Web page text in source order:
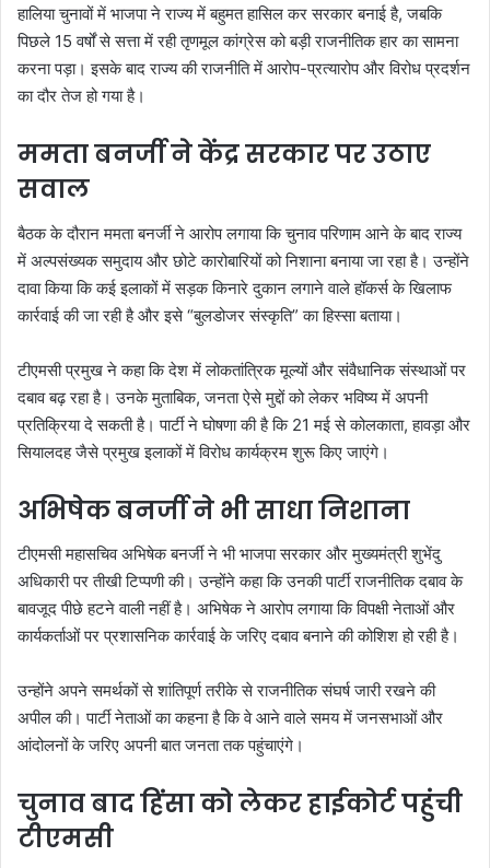
हालिया चुनावों में भाजपा ने राज्य में बहुमत हासिल कर सरकार बनाई है, जबकि
पिछले 15 वर्षों से सत्ता में रही तृणमूल कांग्रेस को बड़ी राजनीतिक हार का सामना
करना पड़ा। इसके बाद राज्य की राजनीति में आरोप-प्रत्यारोप और विरोध प्रदर्शन
का दौर तेज हो गया है।
ममता बनर्जी ने केंद्र सरकार पर उठाए
सवाल
बैठक के दौरान ममता बनर्जी ने आरोप लगाया कि चुनाव परिणाम आने के बाद राज्य
में अल्पसंख्यक समुदाय और छोटे कारोबारियों को निशाना बनाया जा रहा है। उन्होंने
दावा किया कि कई इलाकों में सड़क किनारे दुकान लगाने वाले हॉकर्स के खिलाफ
कार्रवाई की जा रही है और इसे “बुलडोजर संस्कृति” का हिस्सा बताया।
टीएमसी प्रमुख ने कहा कि देश में लोकतांत्रिक मूल्यों और संवैधानिक संस्थाओं पर
दबाव बढ़ रहा है। उनके मुताबिक, जनता ऐसे मुद्दों को लेकर भविष्य में अपनी
प्रतिक्रिया दे सकती है। पार्टी ने घोषणा की है कि 21 मई से कोलकाता, हावड़ा और
सियालदह जैसे प्रमुख इलाकों में विरोध कार्यक्रम शुरू किए जाएंगे।
अभिषेक बनर्जी ने भी साधा निशाना
टीएमसी महासचिव अभिषेक बनर्जी ने भी भाजपा सरकार और मुख्यमंत्री शुभेंदु
अधिकारी पर तीखी टिप्पणी की। उन्होंने कहा कि उनकी पार्टी राजनीतिक दबाव के
बावजूद पीछे हटने वाली नहीं है। अभिषेक ने आरोप लगाया कि विपक्षी नेताओं और
कार्यकर्ताओं पर प्रशासनिक कार्रवाई के जरिए दबाव बनाने की कोशिश हो रही है।
उन्होंने अपने समर्थकों से शांतिपूर्ण तरीके से राजनीतिक संघर्ष जारी रखने की
अपील की। पार्टी नेताओं का कहना है कि वे आने वाले समय में जनसभाओं और
आंदोलनों के जरिए अपनी बात जनता तक पहुंचाएंगे।
चुनाव बाद हिंसा को लेकर हाईकोर्ट पहुंची
टीएमसी